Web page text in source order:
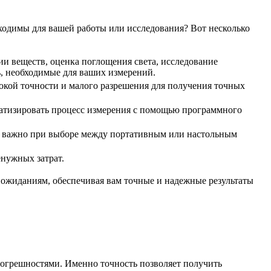
для вашей работы или исследования? Вот несколько
веществ, оценка поглощения света, исследование
необходимые для ваших измерений.
точности и малого разрешения для получения точных
процесс измерения с помощью программного
важно при выборе между портативным или настольным
затрат.
обеспечивая вам точные и надежные результаты
Именно точность позволяет получить